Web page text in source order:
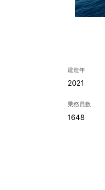
建造年
2021
乗務員数
1648